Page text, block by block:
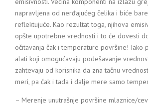
napravljena od nerđajućeg čelika i biće
reflektujuće. Kao rezultat toga, njihova
opšte upotrebne vrednosti i to će dovesti
očitavanja čak i temperature površine! Iako
alati koji omogućavaju podešavanje
zahtevaju od korisnika da zna tačnu
meri, pa čak i tada i dalje mere samo
– Merenje unutrašnje površine mlaznice/